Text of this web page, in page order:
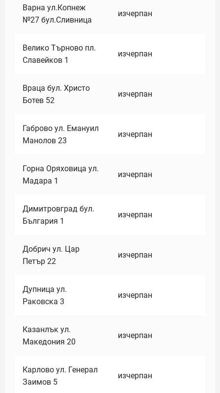
Варна ул.Копнеж
№27 бул.Сливница
изчерпан
Велико Търново пл.
Славейков 1
изчерпан
Враца бул. Христо
Ботев 52
изчерпан
Габрово ул. Емануил
Манолов 23
изчерпан
Горна Оряховица ул.
Мадара 1
изчерпан
Димитровград бул.
България 1
изчерпан
Добрич ул. Цар
Петър 22
изчерпан
Дупница ул.
Раковска 3
изчерпан
Казанлък ул.
Македония 20
изчерпан
Карлово ул. Генерал
Заимов 5
изчерпан